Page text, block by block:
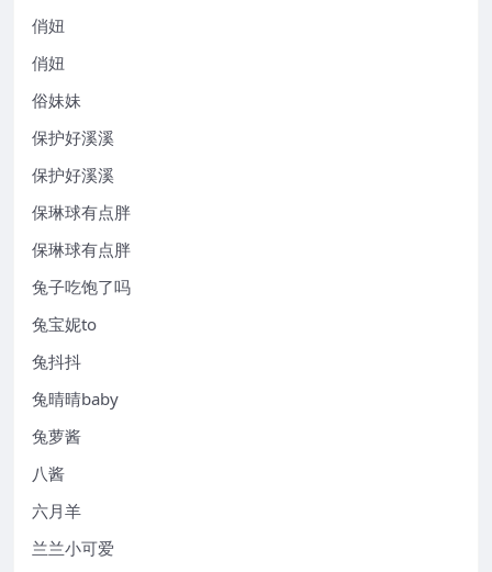
俏妞
俏妞
俗妹妹
保护好溪溪
保护好溪溪
保琳球有点胖
保琳球有点胖
兔子吃饱了吗
兔宝妮to
兔抖抖
兔晴晴baby
兔萝酱
八酱
六月羊
兰兰小可爱